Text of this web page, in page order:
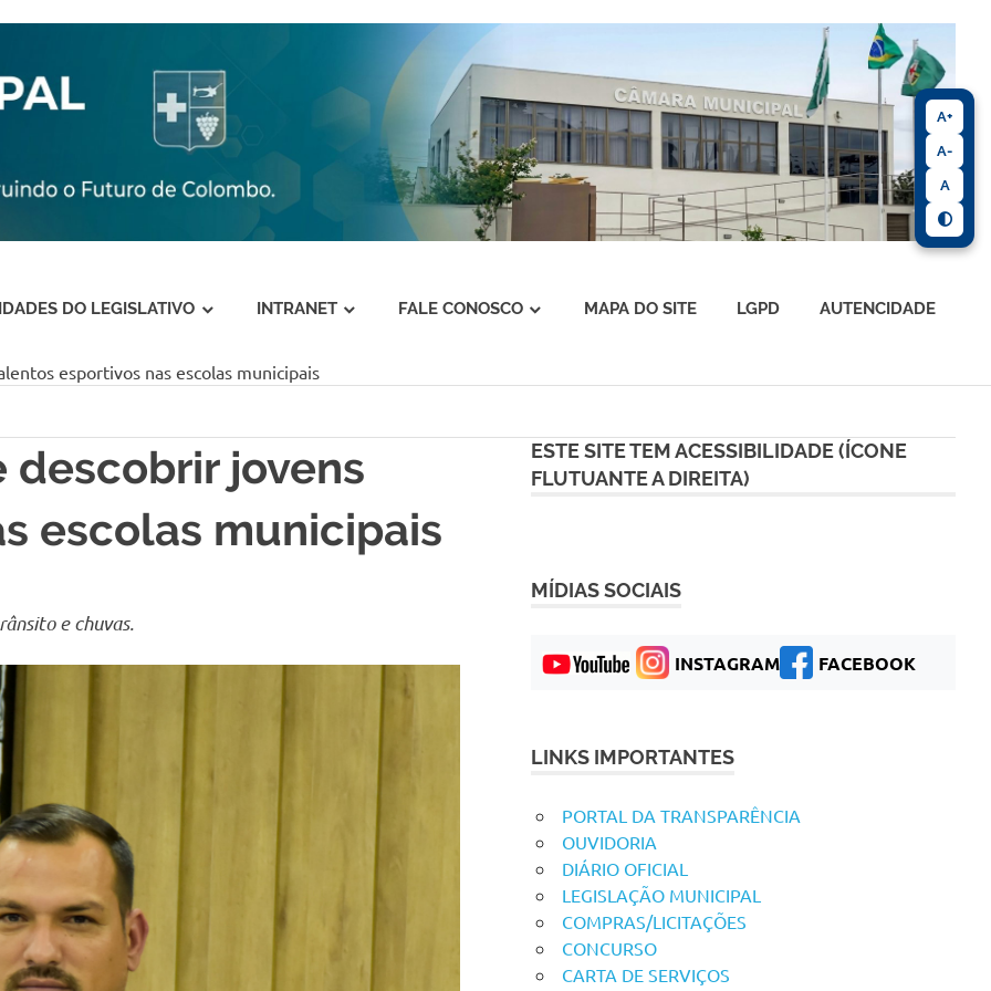
DO LEGISLATIVO INTRANET FALE CONOSCO MAPA DO SITE LGPD AUTENCIDADE
esportivos nas escolas municipais
descobrir jovens
escolas municipais
e chuvas.
ESTE SITE TEM ACESSIBILIDADE (ÍCONE
FLUTUANTE A DIREITA)
MÍDIAS SOCIAIS
INSTAGRAM FACEBOOK
LINKS IMPORTANTES
PORTAL DA TRANSPARÊNCIA
OUVIDORIA
DIÁRIO OFICIAL
LEGISLAÇÃO MUNICIPAL
COMPRAS/LICITAÇÕES
CONCURSO
CARTA DE SERVIÇOS
A+
A-
A